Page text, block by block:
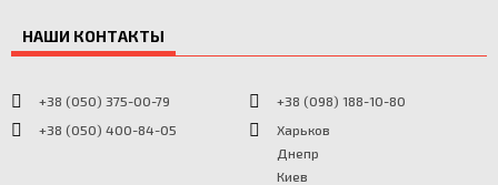
НАШИ КОНТАКТЫ
+38 (050) 375-00-79
+38 (098) 188-10-80
+38 (050) 400-84-05
Харьков
Днепр
Киев